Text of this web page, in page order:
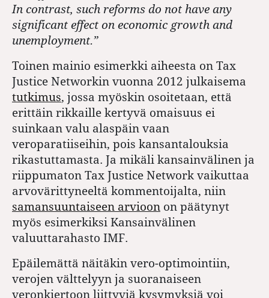
In contrast, such reforms do not have any
significant effect on economic growth and
unemployment.”
Toinen mainio esimerkki aiheesta on Tax
Justice Networkin vuonna 2012 julkaisema
tutkimus, jossa myöskin osoitetaan, että
erittäin rikkaille kertyvä omaisuus ei
suinkaan valu alaspäin vaan
veroparatiiseihin, pois kansantalouksia
rikastuttamasta. Ja mikäli kansainvälinen ja
riippumaton Tax Justice Network vaikuttaa
arvovärittyneeltä kommentoijalta, niin
samansuuntaiseen arvioon on päätynyt
myös esimerkiksi Kansainvälinen
valuuttarahasto IMF.
Epäilemättä näitäkin vero-optimointiin,
verojen välttelyyn ja suoranaiseen
veronkiertoon liittyviä kysymyksiä voi